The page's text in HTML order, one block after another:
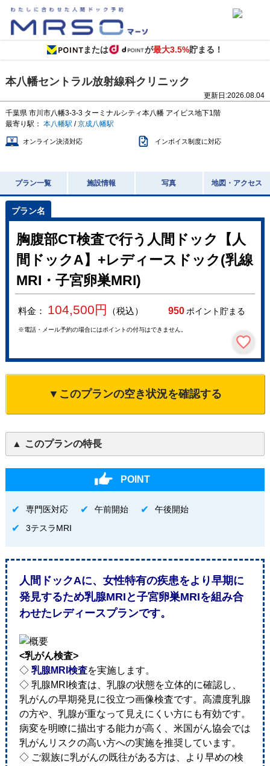
または が最大3.5%貯まる！
本八幡セントラル放射線科クリニック
更新日:2026.08.04
千葉県 市川市八幡3-3-3 ターミナルシティ本八幡 アイビス地下1階
最寄り駅： 本八幡駅 /京成八幡駅
オンライン決済対応 インボイス制度に対応
プラン一覧 施設情報 写真 地図・アクセス
胸腹部CT検査で行う人間ドック【人
間ドックA】+レディースドック(乳線
MRI・子宮卵巣MRI)
料金： 104,500円 （税込） 950ポイント貯まる
※電話・メール予約の場合にはポイントの付与はできません。
▼このプランの空き状況を確認する
このプランの特長
POINT
専門医対応 午前開始
午後開始
3テスラMRI
人間ドックAに、女性特有の疾患をより早期に
発見するため乳腺MRIと子宮卵巣MRIを組み合
わせたレディースプランです。
<乳がん検査>
◇ 乳腺MRI検査を実施します。
◇ 乳腺MRI検査は、乳腺の状態を立体的に確認し、
乳がんの早期発見に役立つ画像検査です。高濃度乳腺
の方や、乳腺が重なって見えにくい方にも有効です。
病変を明瞭に描出する能力が高く、米国がん協会では
乳がんリスクの高い方への実施を推奨しています。
◇ ご親族に乳がんの既往がある方は、より早めの検